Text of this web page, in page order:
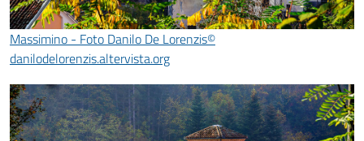
Massimino - Foto Danilo De Lorenzis©
danilodelorenzis.altervista.org